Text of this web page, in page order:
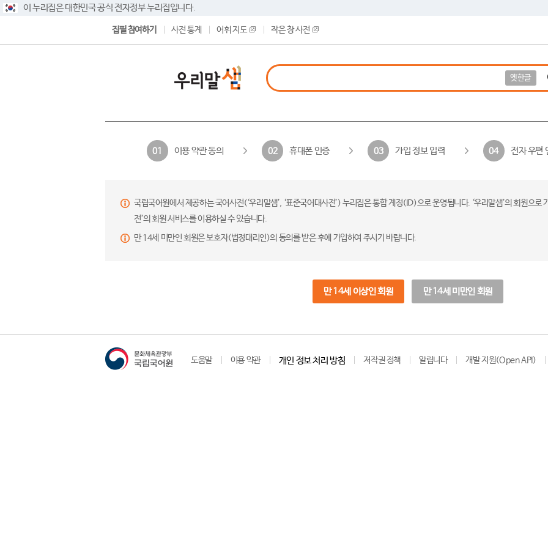
이 누리집은 대한민국 공식 전자정부 누리집입니다.
집필 참여하기 사전 통계 어휘 지도 작은 창 사전
옛한글
01 이용 약관 동의 02 휴대폰 인증 03 가입 정보 입력 04 전자 우편
국립국어원에서 제공하는 국어사전(‘우리말샘’, ‘표준국어대사전’) 누리집은 통합 계정(ID)으로 운영됩니다. ‘우리말샘’의 회원으
전’의 회원 서비스를 이용하실 수 있습니다.
만 14세 미만인 회원은 보호자(법정대리인)의 동의를 받은 후에 가입하여 주시기 바랍니다.
만 14세 이상인 회원 만 14세 미만인 회원
도움말 이용 약관 개인 정보 처리 방침 저작권 정책 알립니다 개발 지원(Open API)